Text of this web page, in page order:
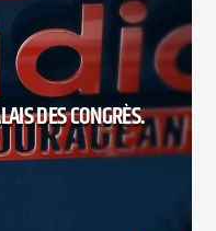
DES CONGRÈS.